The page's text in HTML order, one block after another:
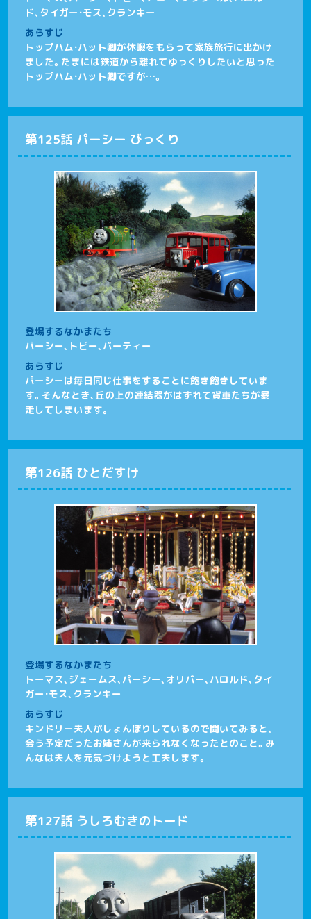
ド、タイガー・モス、クランキー
あらすじ
トップハム・ハット卿が休暇をもらって家族旅行に出かけ
ました。たまには鉄道から離れてゆっくりしたいと思った
トップハム・ハット卿ですが…。
第125話 パーシー びっくり
登場するなかまたち
パーシー、トビー、バーティー
あらすじ
パーシーは毎日同じ仕事をすることに飽き飽きしていま
す。そんなとき、丘の上の連結器がはずれて貨車たちが暴
走してしまいます。
第126話 ひとだすけ
登場するなかまたち
トーマス、ジェームス、パーシー、オリバー、ハロルド、タイ
ガー・モス、クランキー
あらすじ
キンドリー夫人がしょんぼりしているので聞いてみると、
会う予定だったお姉さんが来られなくなったとのこと。み
んなは夫人を元気づけようと工夫します。
第127話 うしろむきのトード